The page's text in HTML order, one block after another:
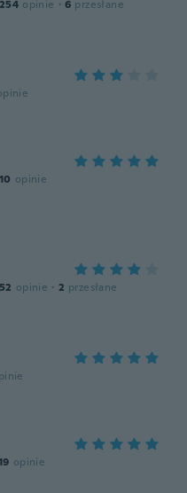
254 opinie · 6 przesłane
10 opinie
52 opinie · 2 przesłane
opinie